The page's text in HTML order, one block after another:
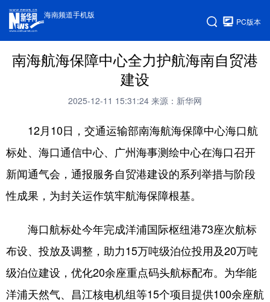
海南频道手机版
PC版本
南海航海保障中心全力护航海南自贸港
建设
2025-12-11 15:31:24 来源：新华网
12月10日，交通运输部南海航海保障中心海口航
标处、海口通信中心、广州海事测绘中心在海口召开
新闻通气会，通报服务自贸港建设的系列举措与阶段
性成果，为封关运作筑牢航海保障根基。
海口航标处今年完成洋浦国际枢纽港73座次航标
布设、投放及调整，助力15万吨级泊位投用及20万吨
级泊位建设，优化20余座重点码头航标配布。为华能
洋浦天然气、昌江核电机组等15个项目提供100余座航